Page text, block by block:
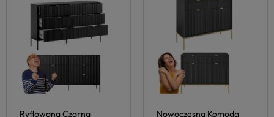
Ryflowana Czarna Nowoczesna Komoda